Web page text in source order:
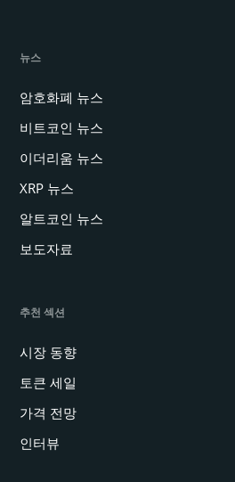
뉴스
암호화폐 뉴스
비트코인 뉴스
이더리움 뉴스
XRP 뉴스
알트코인 뉴스
보도자료
추천 섹션
시장 동향
토큰 세일
가격 전망
인터뷰